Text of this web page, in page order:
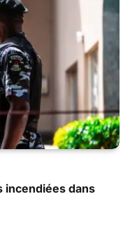
incendiées dans